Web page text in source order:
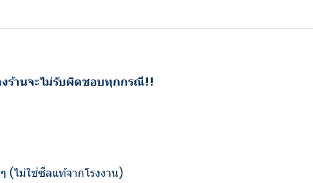
ร้านจะไม่รับผิดชอบทุกกรณี!!
(ไม่ใช่ซีลแท้จากโรงงาน)